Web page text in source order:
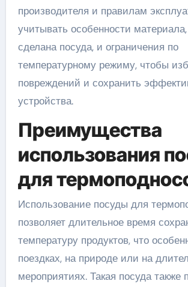
производителя и правилам
учитывать особенности материала,
сделана посуда, и ограничения по
температурному режиму, чтобы
повреждений и сохранить
устройства.
Преимущества
использования
для
Использование посуды для
позволяет длительное время
температуру продуктов, что
поездках, на природе или на
мероприятиях. Такая посуда также